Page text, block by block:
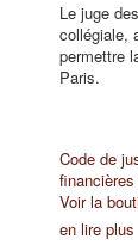
Le juge
collégiale,
permettre
Paris.
Code de
Voir la
en lire plus